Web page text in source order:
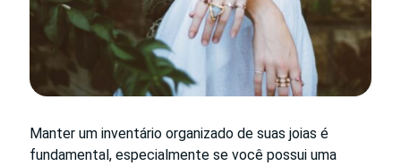
Manter um inventário organizado de suas joias é
fundamental, especialmente se você possui uma